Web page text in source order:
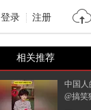
登录 注册
相关推荐
中国人
@搞笑